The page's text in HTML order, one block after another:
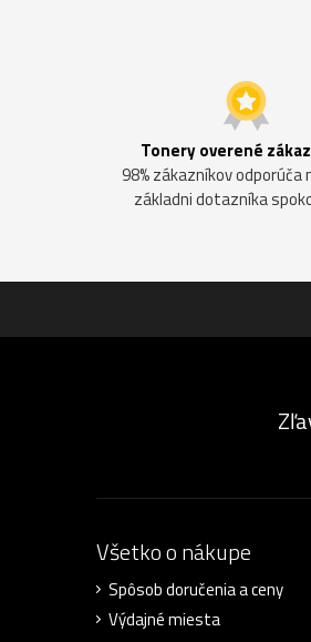
Tonery overené
98% zákazníkov odporúča
základni dotazníka
Všetko o nákupe
Spôsob doručenia a ceny
Výdajné miesta